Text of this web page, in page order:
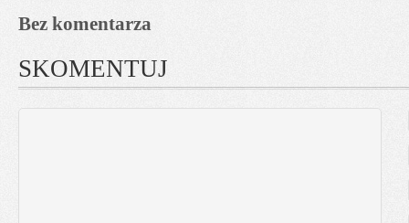
Bez komentarza
SKOMENTUJ